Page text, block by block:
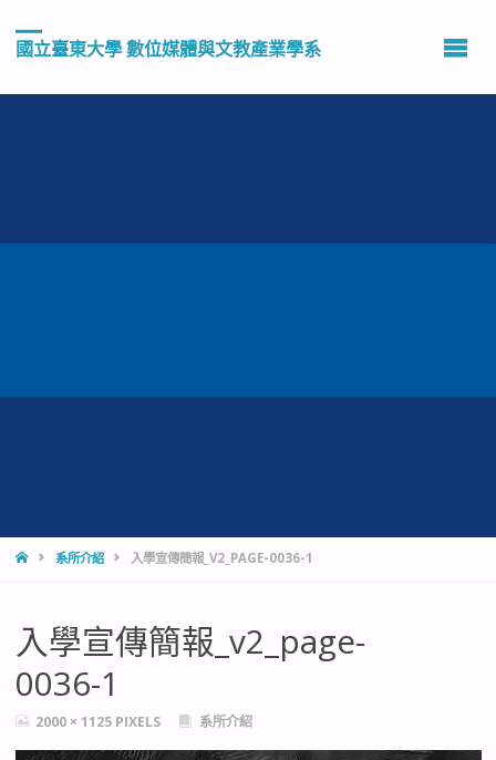
國立臺東大學 數位媒體與文教產業學系
HOME系所介紹 入學宣傳簡報_V2_PAGE-0036-1
入學宣傳簡報_v2_page-
0036-1
FULL2000 × 1125 PIXELS 系所介紹